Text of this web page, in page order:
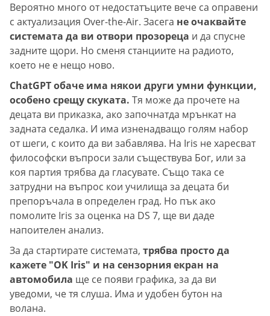
Вероятно много от недостатъците вече са оправени
с актуализация Over-the-Air. Засега не очаквайте
системата да ви отвори прозореца и да спусне
задните щори. Но сменя станциите на радиото,
което не е нещо ново.
ChatGPT обаче има някои други умни функции,
особено срещу скуката. Тя може да прочете на
децата ви приказка, ако започнатда мрънкат на
задната седалка. И има изненадващо голям набор
от шеги, с които да ви забавлява. На Iris не харесват
философски въпроси зали съществува Бог, или за
коя партия трябва да гласувате. Също така се
затрудни на въпрос кои училища за децата би
препоръчала в определен град. Но пък ако
помолите Iris за оценка на DS 7, ще ви даде
напоителен анализ.
За да стартирате системата, трябва просто да
кажете "OK Iris" и на сензорния екран на
автомобила ще се появи графика, за да ви
уведоми, че тя слуша. Има и удобен бутон на
волана.